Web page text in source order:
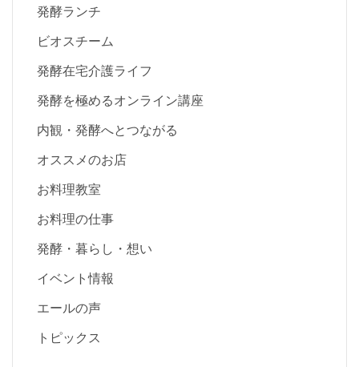
発酵ランチ
ビオスチーム
発酵在宅介護ライフ
発酵を極めるオンライン講座
内観・発酵へとつながる
オススメのお店
お料理教室
お料理の仕事
発酵・暮らし・想い
イベント情報
エールの声
トピックス